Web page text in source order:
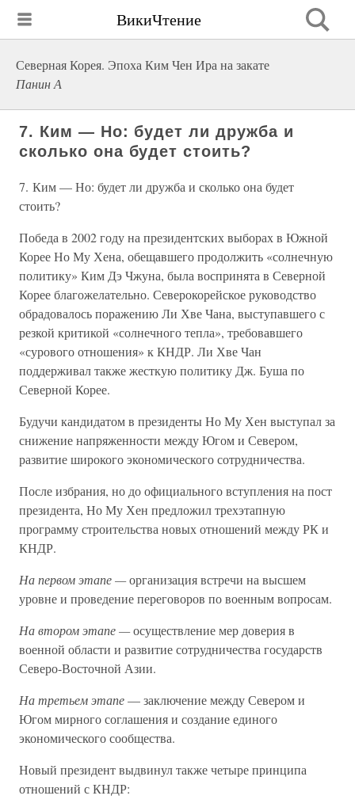
ВикиЧтение
Северная Корея. Эпоха Ким Чен Ира на закате
Панин А
7. Ким — Но: будет ли дружба и
сколько она будет стоить?
7. Ким — Но: будет ли дружба и сколько она будет
стоить?
Победа в 2002 году на президентских выборах в Южной
Корее Но Му Хена, обещавшего продолжить «солнечную
политику» Ким Дэ Чжуна, была воспринята в Северной
Корее благожелательно. Северокорейское руководство
обрадовалось поражению Ли Хве Чана, выступавшего с
резкой критикой «солнечного тепла», требовавшего
«сурового отношения» к КНДР. Ли Хве Чан
поддерживал также жесткую политику Дж. Буша по
Северной Корее.
Будучи кандидатом в президенты Но Му Хен выступал за
снижение напряженности между Югом и Севером,
развитие широкого экономического сотрудничества.
После избрания, но до официального вступления на пост
президента, Но Му Хен предложил трехэтапную
программу строительства новых отношений между РК и
КНДР.
На первом этапе —организация встречи на высшем
уровне и проведение переговоров по военным вопросам.
На втором этапе —осуществление мер доверия в
военной области и развитие сотрудничества государств
Северо-Восточной Азии.
На третьем этапе— заключение между Севером и
Югом мирного соглашения и создание единого
экономического сообщества.
Новый президент выдвинул также четыре принципа
отношений с КНДР: